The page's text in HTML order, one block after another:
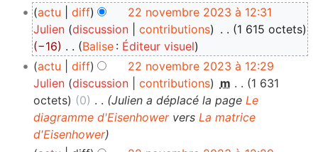
u
c
u
n
r
é
s
u
22
novembre
2023
actu diff
22 novembre 2023 à 12:31
Julien discussion contributions
1 615 octets
−16
A
u
c
u
n
r
Balise: Éditeur visuel
actu
diff
22 novembre 2023 à 12:29
Julien discussion contributions m
1 631
octets
0 Julien a déplacé la page Le
diagramme d'Eisenhowervers La matrice
d'Eisenhower